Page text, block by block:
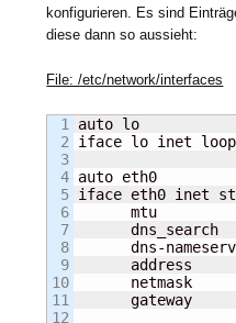
konfigurieren. Es sind
diese dann so aussieht:
File: /etc/network/interfaces
1
2
3
4
5
6
7
8
9
10
11
12
auto lo
iface lo inet
auto eth0
iface eth0 inet
dns_search
dns-
address
netmask
gateway